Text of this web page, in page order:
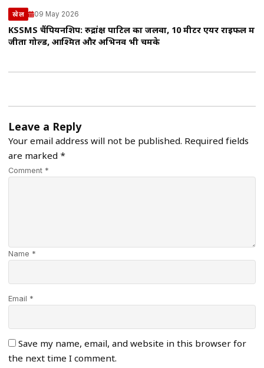
खेल 09 May 2026
KSSMS चैंपियनशिप: रुद्रांक्ष पाटिल का जलवा, 10 मीटर एयर राइफल में
जीता गोल्ड, आश्मित और अभिनव भी चमके
Leave a Reply
Your email address will not be published. Required fields
are marked *
Comment *
Name *
Email *
Save my name, email, and website in this browser for
the next time I comment.